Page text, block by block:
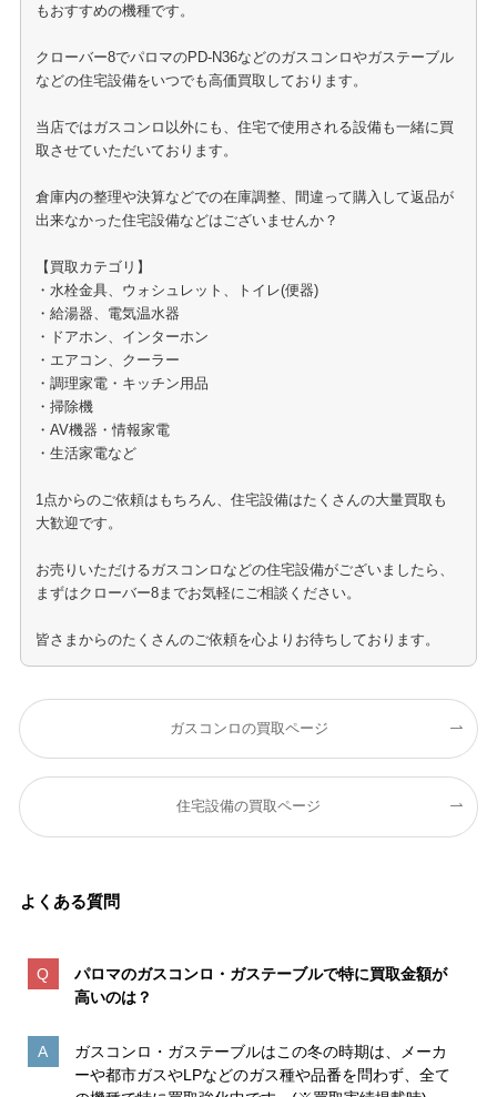
もおすすめの機種です。
クローバー8でパロマのPD-N36などのガスコンロやガステーブル
などの住宅設備をいつでも高価買取しております。
当店ではガスコンロ以外にも、住宅で使用される設備も一緒に買
取させていただいております。
倉庫内の整理や決算などでの在庫調整、間違って購入して返品が
出来なかった住宅設備などはございませんか？
【買取カテゴリ】
・水栓金具、ウォシュレット、トイレ(便器)
・給湯器、電気温水器
・ドアホン、インターホン
・エアコン、クーラー
・調理家電・キッチン用品
・掃除機
・AV機器・情報家電
・生活家電など
1点からのご依頼はもちろん、住宅設備はたくさんの大量買取も
大歓迎です。
お売りいただけるガスコンロなどの住宅設備がございましたら、
まずはクローバー8までお気軽にご相談ください。
皆さまからのたくさんのご依頼を心よりお待ちしております。
ガスコンロの買取ページ
住宅設備の買取ページ
よくある質問
パロマのガスコンロ・ガステーブルで特に買取金額が
高いのは？
ガスコンロ・ガステーブルはこの冬の時期は、メーカ
ーや都市ガスやLPなどのガス種や品番を問わず、全て